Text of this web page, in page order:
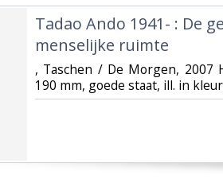
‎Tadao Ando 1941- : De
menselijke ruimte‎
‎, Taschen / De Morgen, 2007
190 mm, goede staat, ill. in